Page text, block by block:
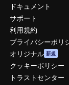
ドキュメント
サポート
利用規約
プライバシーポリ
オリジナル 新規
クッキーポリシー
トラストセンター